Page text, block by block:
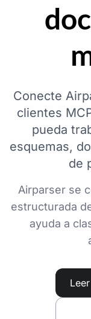
Conecte
clientes
pueda
esquemas,
de
Airparser se
estructurada
ayuda a